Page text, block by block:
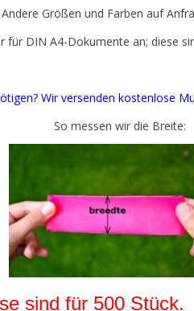
Größen und Farben auf
DIN A4-Dokumente an; diese
Wir versenden kostenlose
So messen wir die Breite:
sind für 500 Stück.